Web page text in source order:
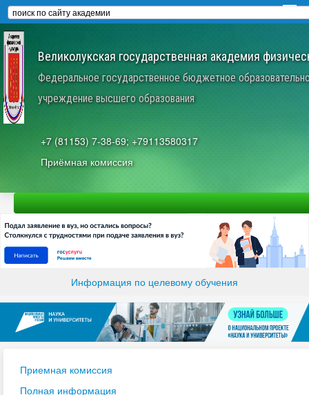
Великолукская государственная академия
Федеральное государственное бюджетное
учреждение высшего образования
+7 (81153) 7-38-69; +79113580317
Приёмная комиссия
Информация по целевому обучения
Приемная комиссия
Полная информация